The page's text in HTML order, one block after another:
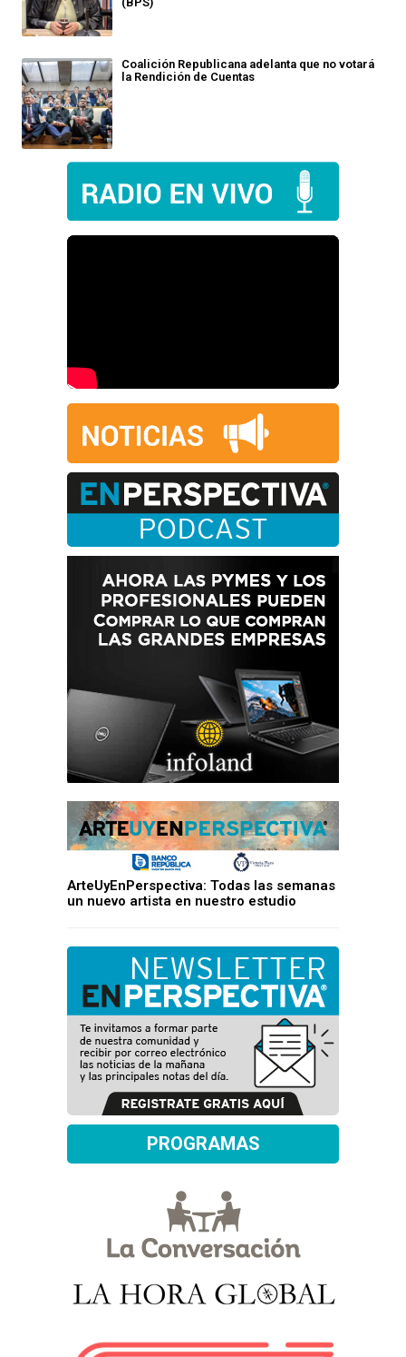
Coalición Republicana adelanta que no votará
la Rendición de Cuentas
ArteUyEnPerspectiva: Todas las semanas
un nuevo artista en nuestro estudio
PROGRAMAS